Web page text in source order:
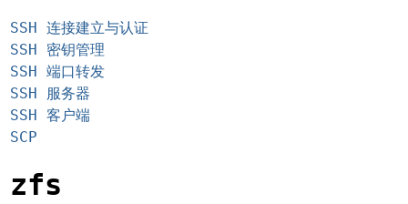
SSH 连接建立与认证
SSH 密钥管理
SSH 端口转发
SSH 服务器
SSH 客户端
SCP
zfs